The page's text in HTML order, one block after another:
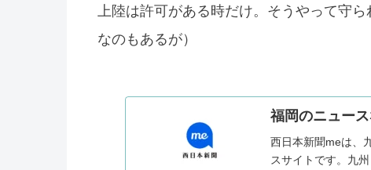
上陸は許可がある時だけ。そうやって守
なのもあるが）
福岡のニュー
西日本新聞meは、
スサイトです。九